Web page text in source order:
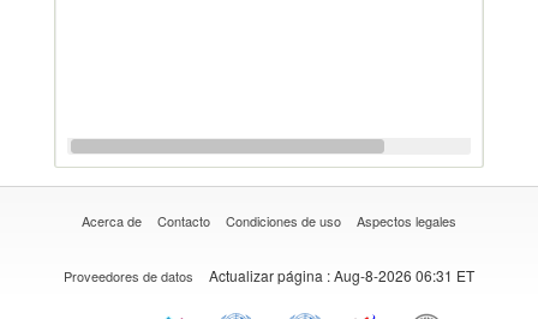
Acerca de Contacto Condiciones de uso Aspectos legales
Proveedores de datos Actualizar página : Aug-8-2026 06:31 ET